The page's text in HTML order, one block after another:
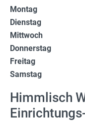
Montag
Dienstag
Mittwoch
Donnerstag
Freitag
Samstag
Himmlisch